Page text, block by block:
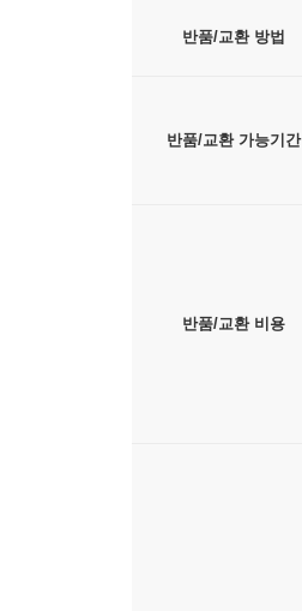
반품/교환 방법
반품/교환 가능기간
반품/교환 비용